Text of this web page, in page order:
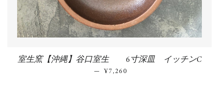
室生窯【沖縄】谷口室生 6寸深皿 イッチンC
— 通常価格
¥7,260